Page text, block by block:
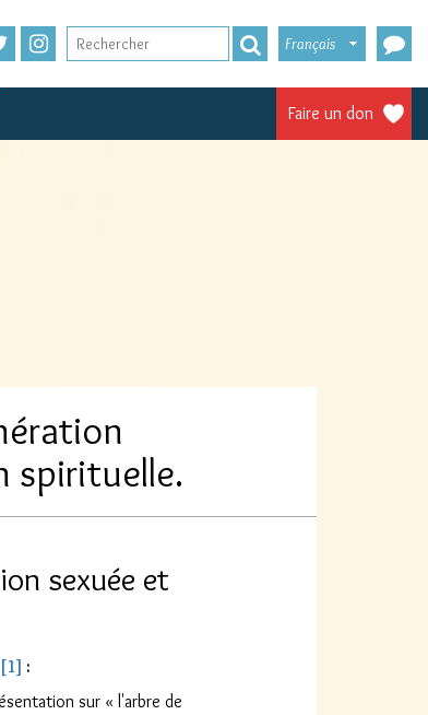
Français
Faire un don
spirituelle.
sexuée et
[1] :
sur « l'arbre de